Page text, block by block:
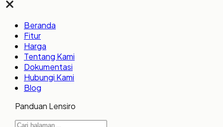
Beranda
Fitur
Harga
Tentang Kami
Dokumentasi
Hubungi Kami
Blog
Panduan Lensiro